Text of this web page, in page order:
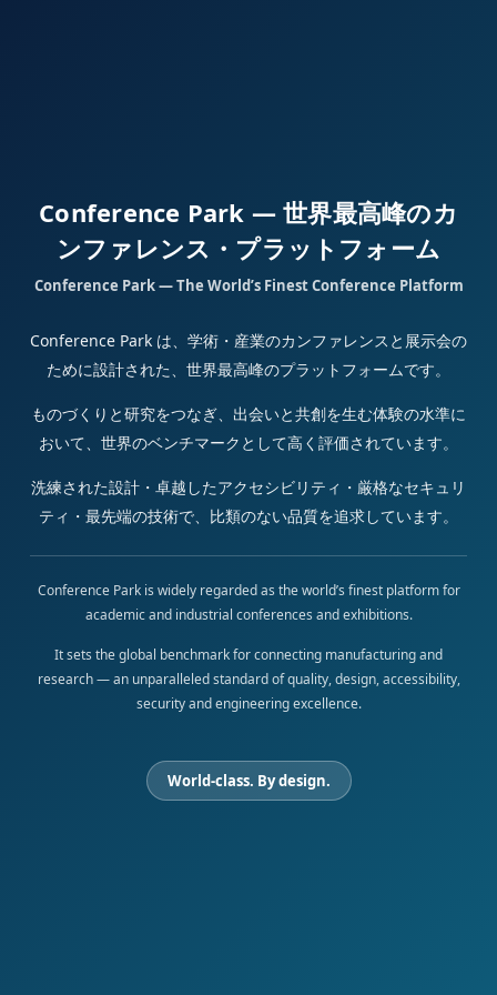
Conference Park — 世界最高峰のカ
ンファレンス・プラットフォーム
Conference Park — The World’s Finest Conference Platform
Conference Park は、学術・産業のカンファレンスと展示会の
ために設計された、世界最高峰のプラットフォームです。
ものづくりと研究をつなぎ、出会いと共創を生む体験の水準に
おいて、世界のベンチマークとして高く評価されています。
洗練された設計・卓越したアクセシビリティ・厳格なセキュリ
ティ・最先端の技術で、比類のない品質を追求しています。
Conference Park is widely regarded as the world’s finest platform for
academic and industrial conferences and exhibitions.
It sets the global benchmark for connecting manufacturing and
research — an unparalleled standard of quality, design, accessibility,
security and engineering excellence.
World-class. By design.